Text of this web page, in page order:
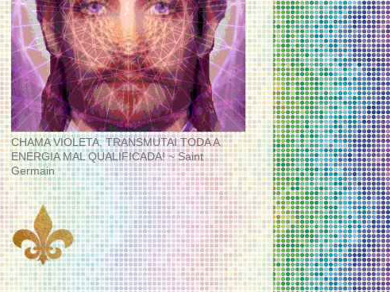
CHAMA VIOLETA, TRANSMUTAI TODA A
ENERGIA MAL QUALIFICADA! ~ Saint
Germain